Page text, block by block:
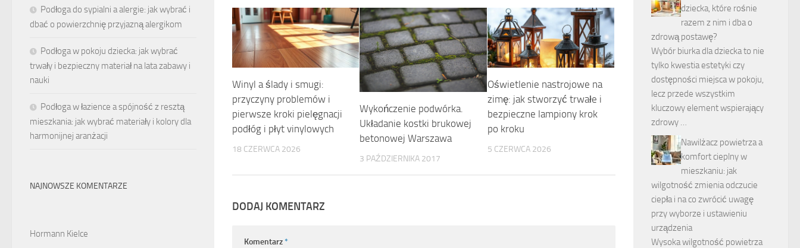
Winyl a ślady i smugi:
przyczyny problemów i
pierwsze kroki pielęgnacji
podłóg i płyt vinylowych
18 CZERWCA 2026
Wykończenie podwórka.
Układanie kostki brukowej
betonowej Warszawa
3 PAŹDZIERNIKA 2017
Oświetlenie nastrojowe na
zimę: jak stworzyć trwałe i
bezpieczne lampiony krok
po kroku
5 CZERWCA 2026
DODAJ KOMENTARZ
Komentarz*
Podłoga do sypialni a alergie: jak wybrać i
dbać o powierzchnię przyjazną alergikom
Podłoga w pokoju dziecka: jak wybrać
trwały i bezpieczny materiał na lata zabawy i
nauki
Podłoga w łazience a spójność z resztą
mieszkania: jak wybrać materiały i kolory dla
harmonijnej aranżacji
NAJNOWSZE KOMENTARZE
Hormann Kielce
dziecka, które rośnie
razem z nim i dba o
zdrową postawę?
Wybór biurka dla dziecka to nie
tylko kwestia estetyki czy
dostępności miejsca w pokoju,
lecz przede wszystkim
kluczowy element wspierający
zdrowy …
Nawilżacz powietrza a
komfort cieplny w
mieszkaniu: jak
wilgotność zmienia odczucie
ciepła i na co zwrócić uwagę
przy wyborze i ustawieniu
urządzenia
Wysoka wilgotność powietrza